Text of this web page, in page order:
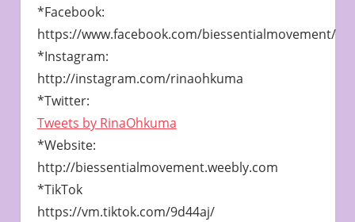
*Facebook:
https://www.facebook.com/biessentialmovement/
*Instagram:
http://instagram.com/rinaohkuma
*Twitter:
Tweets by RinaOhkuma
*Website:
http://biessentialmovement.weebly.com
*TikTok
https://vm.tiktok.com/9d44aj/